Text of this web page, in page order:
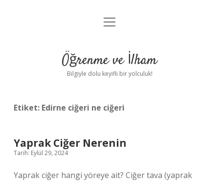
Anasayfa
Yasal Uyarı
menüyü
Öğrenme ve İlham
Bilgiyle dolu keyifli bir yolculuk!
Etiket: Edirne ciğeri ne ciğeri
Yaprak Ciğer Nerenin
Tarih: Eylül 29, 2024
Yaprak ciğer hangi yöreye ait? Ciğer tava (yaprak